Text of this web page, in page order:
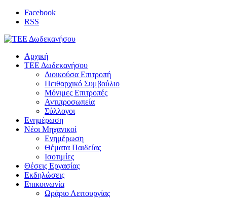
Facebook
RSS
Αρχική
ΤΕΕ Δωδεκανήσου
Διοικούσα Επιτροπή
Πειθαρχικό Συμβούλιο
Μόνιμες Επιτροπές
Αντιπροσωπεία
Σύλλογοι
Ενημέρωση
Νέοι Μηχανικοί
Ενημέρωση
Θέματα Παιδείας
Ισοτιμίες
Θέσεις Εργασίας
Εκδηλώσεις
Επικοινωνία
Ωράριο Λειτουργίας